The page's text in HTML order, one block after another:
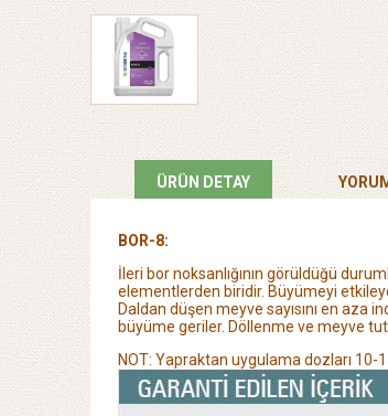
ÜRÜN DETAY
BOR-8:
İleri bor noksanlığının görüldüğü
elementlerden biridir. Büyümeyi
Daldan düşen meyve sayısını en aza
büyüme geriler. Döllenme ve meyve
NOT: Yapraktan uygulama dozları 10-